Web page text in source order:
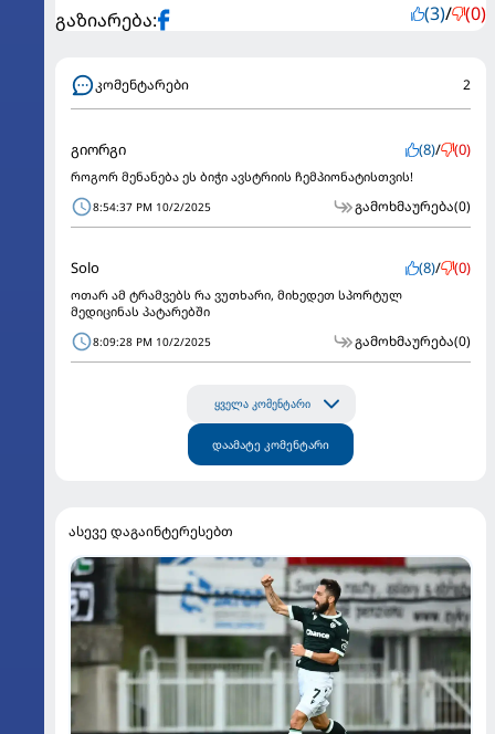
გაზიარება: (3)/ (0)
კომენტარები 2
გიორგი (8)/ (0)
როგორ მენანება ეს ბიჭი ავსტრიის ჩემპიონატისთვის!
8:54:37 PM 10/2/2025 გამოხმაურება(0)
Solo (8)/ (0)
ოთარ ამ ტრამვებს რა ვუთხარი, მიხედეთ სპორტულ
მედიცინას პატარებში
8:09:28 PM 10/2/2025 გამოხმაურება(0)
ყველა კომენტარი
დაამატე კომენტარი
ასევე დაგაინტერესებთ